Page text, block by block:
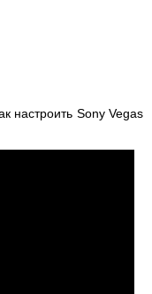
настроить Sony Vegas